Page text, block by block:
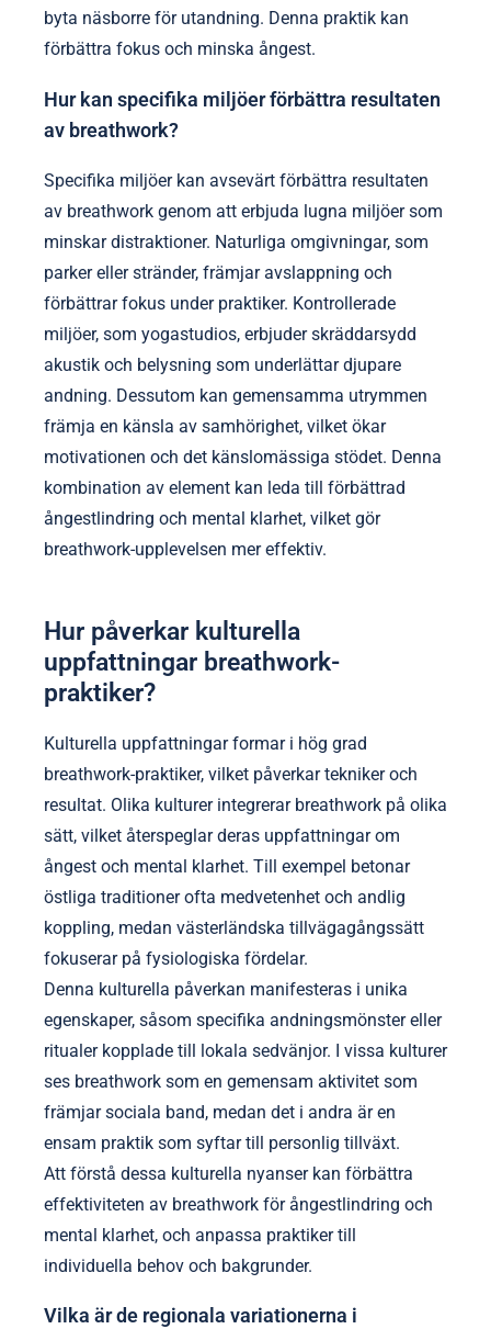
takter, hålla i sju och andas ut i åtta. Detta mönster
främjar djupare avslappning och hjälper till att
hantera ångestsymtom effektivt.
Växelvis näsandning balanserar kroppens energi
en näsborre medan den andra stängs, och sedan
byta näsborre för utandning. Denna praktik kan
förbättra fokus och minska ångest.
Hur kan specifika miljöer förbättra resultaten
av breathwork?
Specifika miljöer kan avsevärt förbättra resultaten
av breathwork genom att erbjuda lugna miljöer som
minskar distraktioner. Naturliga omgivningar, som
parker eller stränder, främjar avslappning och
förbättrar fokus under praktiker. Kontrollerade
miljöer, som yogastudios, erbjuder skräddarsydd
akustik och belysning som underlättar djupare
främja en känsla av samhörighet, vilket ökar
motivationen och det känslomässiga stödet. Denna
kombination av element kan leda till förbättrad
ångestlindring och mental klarhet, vilket gör
breathwork-upplevelsen mer effektiv.
Hur påverkar kulturella
uppfattningar breathwork-
praktiker?
Kulturella uppfattningar formar i hög grad
breathwork-praktiker, vilket påverkar tekniker och
resultat. Olika kulturer integrerar breathwork på olika
sätt, vilket återspeglar deras uppfattningar om
ångest och mental klarhet. Till exempel betonar
östliga traditioner ofta medvetenhet och andlig
koppling, medan västerländska tillvägagångssätt